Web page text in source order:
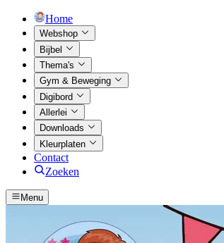
Home
Webshop
Bijbel
Thema's
Gym & Beweging
Digibord
Allerlei
Downloads
Kleurplaten
Contact
Zoeken
Menu